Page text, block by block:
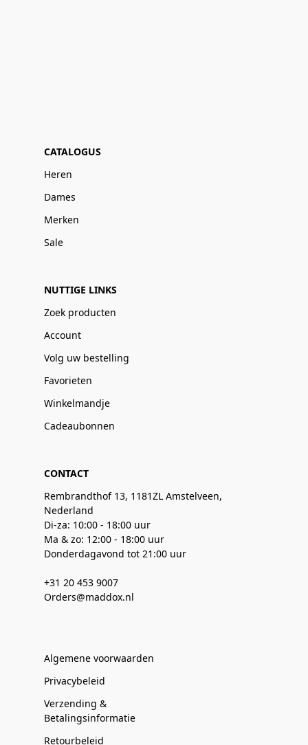
CATALOGUS
Heren
Dames
Merken
Sale
NUTTIGE LINKS
Zoek producten
Account
Volg uw bestelling
Favorieten
Winkelmandje
Cadeaubonnen
CONTACT
Rembrandthof 13, 1181ZL Amstelveen,
Nederland
Di-za: 10:00 - 18:00 uur
Ma & zo: 12:00 - 18:00 uur
Donderdagavond tot 21:00 uur
+31 20 453 9007
Orders@maddox.nl
Algemene voorwaarden
Privacybeleid
Verzending &
Betalingsinformatie
Retourbeleid